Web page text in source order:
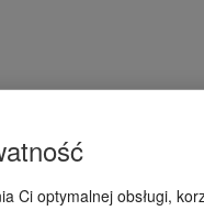
Ci optymalnej obsługi,